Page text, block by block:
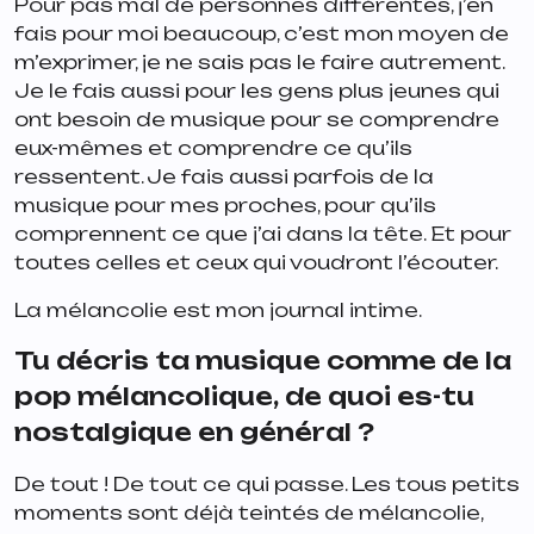
Pour pas mal de personnes différentes, j’en
fais pour moi beaucoup, c’est mon moyen de
m’exprimer, je ne sais pas le faire autrement.
Je le fais aussi pour les gens plus jeunes qui
ont besoin de musique pour se comprendre
eux-mêmes et comprendre ce qu’ils
ressentent. Je fais aussi parfois de la
musique pour mes proches, pour qu’ils
comprennent ce que j’ai dans la tête. Et pour
toutes celles et ceux qui voudront l’écouter.
La mélancolie est mon journal intime.
Tu décris ta musique comme de la
pop mélancolique, de quoi es-tu
nostalgique en général ?
De tout ! De tout ce qui passe. Les tous petits
moments sont déjà teintés de mélancolie,